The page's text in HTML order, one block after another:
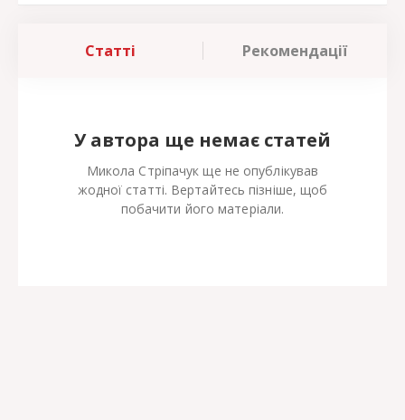
Статті Рекомендації
У автора ще немає статей
Микола Стріпачук ще не опублікував
жодної статті. Вертайтесь пізніше, щоб
побачити його матеріали.